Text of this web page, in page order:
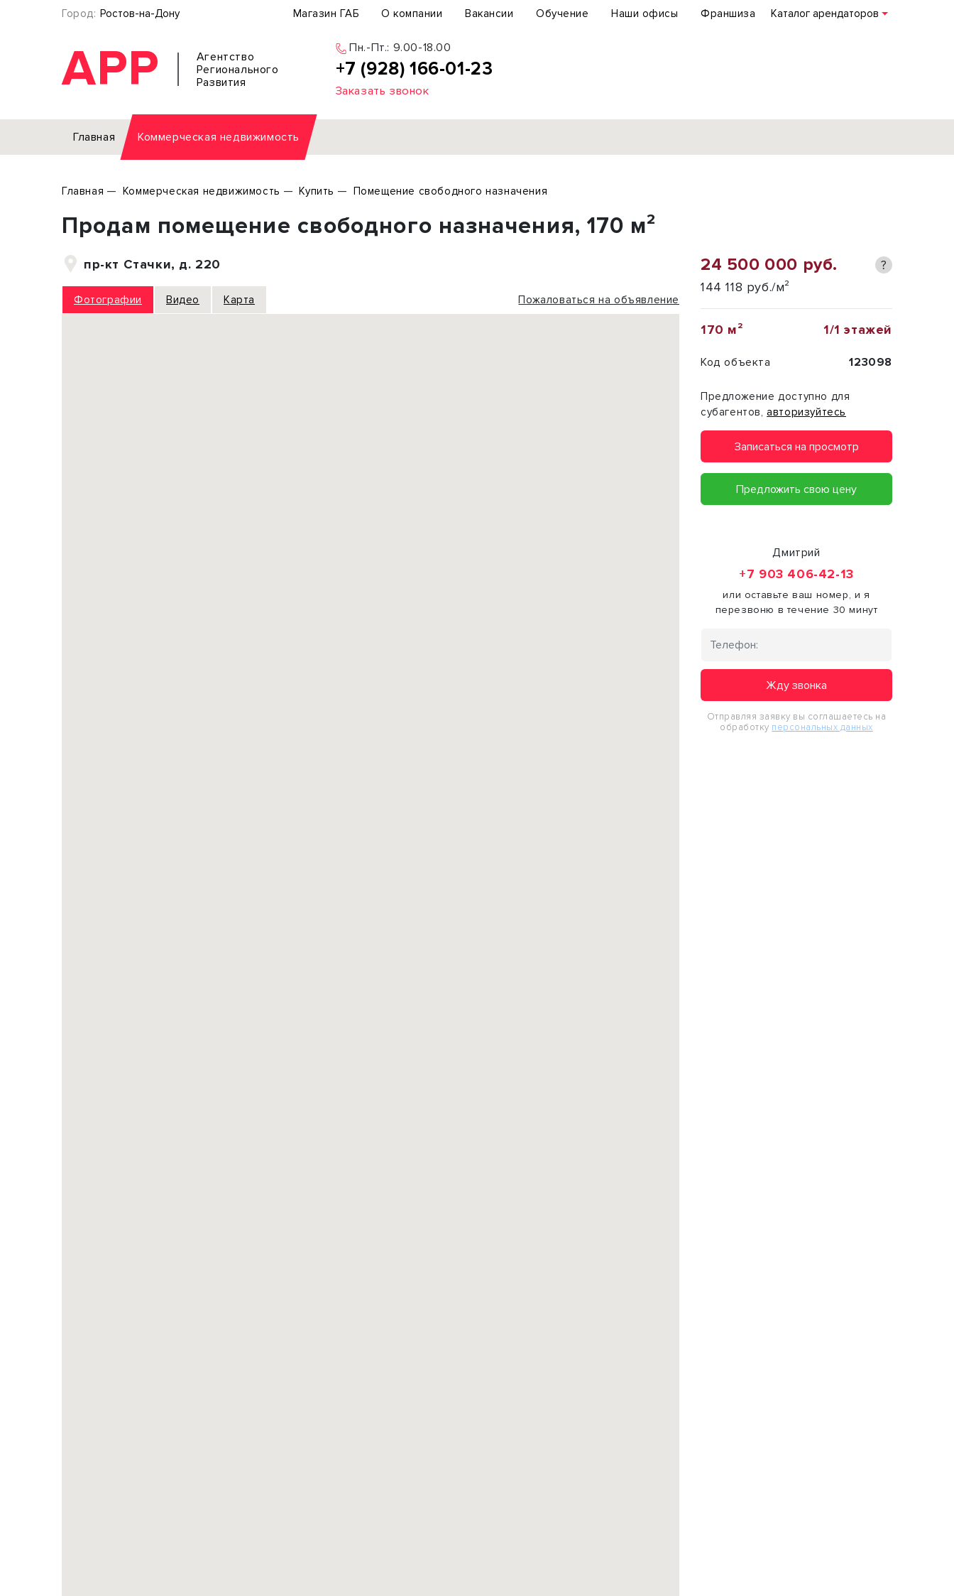
Город: Ростов-на-Дону Магазин ГАБ О компании Вакансии Обучение Наши офисы Франшиза Каталог арендаторов
АРР
Агентство
Регионального
Развития
Пн.-Пт.: 9.00-18.00
+7 (928) 166-01-23
Заказать звонок
Главная Коммерческая недвижимость
Торговое помещение
Склад
Производство
Земельный участок
Отдельное здание
Торговое помещение
Подробнее
Главная Коммерческая недвижимость Купить Помещение свободного назначения
Продам помещение свободного назначения, 170 м²
пр-кт Стачки, д. 220
Фотографии Видео Карта Пожаловаться на объявление
24 500 000 руб. ?
144 118 руб./м²
170 м² 1/1 этажей
Код объекта 123098
Предложение доступно для
субагентов,авторизуйтесь
Записаться на просмотр
Предложить свою цену
Дмитрий
+7 903 406-42-13
или оставьте ваш номер, и я
перезвоню в течение 30 минут
Жду звонка
Отправляя заявку вы соглашаетесь на
обработку персональных данных